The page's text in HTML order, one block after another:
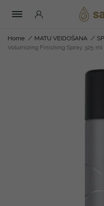
Home / MATU VEIDOŠANA /
Volumizing Finishing Spray 325 ml